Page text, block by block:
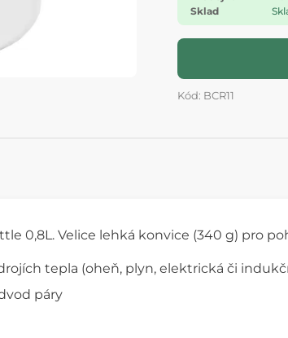
Sklad
Kód: BCR11
0,8L. Velice lehká konvice (340 g) pro
tepla (oheň, plyn, elektrická či
páry